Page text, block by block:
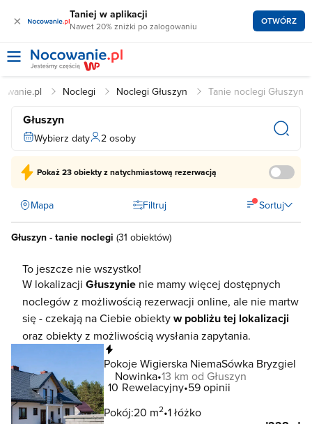
× Taniej w aplikacji
Nawet 20% zniżki po zalogowaniu OTWÓRZ
Noclegi Noclegi Głuszyn Tanie noclegi Głuszyn
Głuszyn
Wybierz daty 2 osoby
Pokaż23 obiektyz natychmiastową rezerwacją
Mapa Filtruj Sortuj
Głuszyn - tanie noclegi (31 obiektów)
To jeszcze nie wszystko!
W lokalizacji Głuszynie nie mamy więcej dostępnych
noclegów z możliwością rezerwacji online, ale nie martw
się - czekają na Ciebie obiektyw pobliżu tej lokalizacji
oraz obiekty z możliwością wysłania zapytania.
Pokoje Wigierska NiemaSówka Bryzgiel
Nowinka 13 km od Głuszyn
10 Rewelacyjny 59 opinii
Pokój:20 m2 1 łóżko